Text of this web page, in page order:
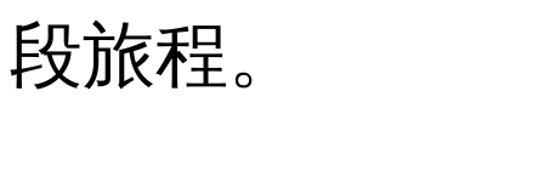
段旅程。